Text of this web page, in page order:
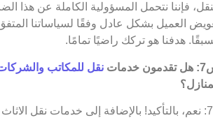
فإننا نتحمل المسؤولية الكاملة عن هذا
العميل بشكل عادل وفقًا لسياساتنا المتفق
هدفنا هو تركك راضيًا تمامًا.
خدمات نقل للمكاتب
ج7: نعم، بالتأكيد! بالإضافة إلى خدمات نقل